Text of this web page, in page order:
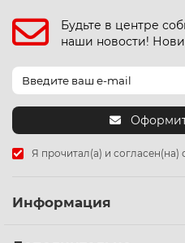
Будьте в центре
наши новости!
Я прочитал(а) и согласен(на)
Информация